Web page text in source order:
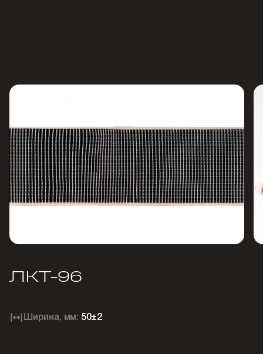
ЛКТ-96
Ширина, мм: 50±2